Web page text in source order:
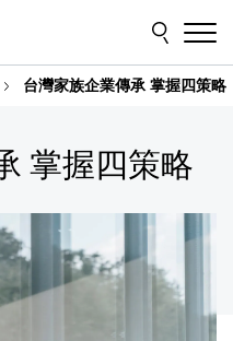
台灣家族企業傳承 掌握四策略
掌握四策略